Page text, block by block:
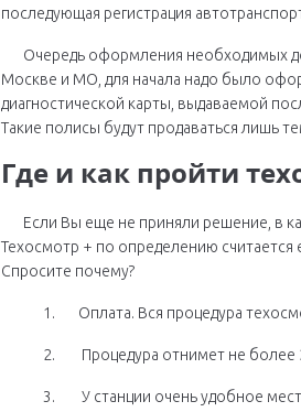
последующая регистрация
Очередь оформления необходимых
Москве и МО, для начала надо было
диагностической карты, выдаваемой
Такие полисы будут продаваться лишь
Где и как пройти
Если Вы еще не приняли решение, в
Техосмотр + по определению
Спросите почему?
1. Оплата. Вся процедура
2. Процедура отнимет не более
3. У станции очень удобное